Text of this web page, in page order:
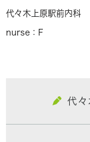
代々木上原駅前内科
nurse：F
代